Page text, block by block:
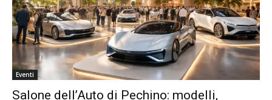
Eventi
Salone dell’Auto di Pechino: modelli,